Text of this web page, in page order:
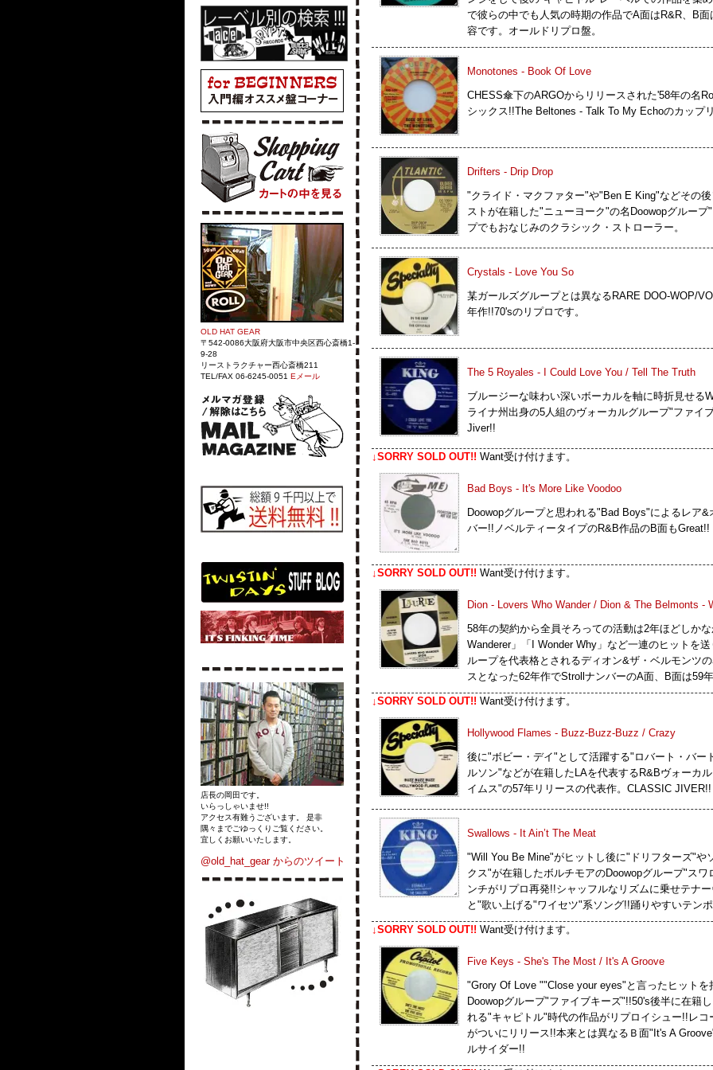
OLD HAT GEAR
〒542-0086大阪府大阪市中央区西心斎橋1-
9-28
リーストラクチャー西心斎橋211
TEL/FAX 06-6245-0051 Eメール
店長の岡田です。
いらっしゃいませ!!
アクセス有難うございます。 是非
隅々までごゆっくりご覧ください。
宜しくお願いいたします。
@old_hat_gear からのツイート
で彼らの中でも人気の時期の作品でA面はR&R、B
容です。オールドリプロ盤。
Monotones - Book Of Love
CHESS傘下のARGOからリリースされた'58年の名
シックス!!The Beltones - Talk To My Echoのカップ
Drifters - Drip Drop
"クライド・マクファター"や"Ben E King"などその
ストが在籍した"ニューヨーク"の名Doowopグルー
プでもおなじみのクラシック・ストローラー。
Crystals - Love You So
某ガールズグループとは異なるRARE DOO-WOP/
年作!!70'sのリプロです。
The 5 Royales - I Could Love You / Tell The Truth
ブルージーな味わい深いボーカルを軸に時折見せる
ライナ州出身の5人組のヴォーカルグループ"ファイ
Jiver!!
↓SORRY SOLD OUT!! Want受け付けます。
Bad Boys - It's More Like Voodoo
Doowopグループと思われる"Bad Boys"によるレア
バー!!ノベルティータイプのR&B作品のB面もGreat!!
↓SORRY SOLD OUT!! Want受け付けます。
Dion - Lovers Who Wander / Dion & The Belmonts -
58年の契約から全員そろっての活動は2年ほどしか
Wanderer」「I Wonder Why」など一連のヒットを
ループを代表格とされるディオン&ザ・ベルモンツ
スとなった62年作でStrollナンバーのA面、B面は59
↓SORRY SOLD OUT!! Want受け付けます。
Hollywood Flames - Buzz-Buzz-Buzz / Crazy
後に"ボビー・デイ"として活躍する"ロバート・バー
ルソン"などが在籍したLAを代表するR&Bヴォーカ
イムス"の57年リリースの代表作。CLASSIC JIVER!!
Swallows - It Ain’t The Meat
"Will You Be Mine"がヒットし後に"ドリフターズ"や
クス"が在籍したボルチモアのDoowopグループ"ス
ンチがリプロ再発!!シャッフルなリズムに乗せテナ
と"歌い上げる"ワイセツ"系ソング!!踊りやすいテン
↓SORRY SOLD OUT!! Want受け付けます。
Five Keys - She's The Most / It's A Groove
"Grory Of Love ""Close your eyes"と言ったヒットを
Doowopグループ"ファイブキーズ"!!50's後半に在籍
れる"キャピトル"時代の作品がリプロイシュー!!レ
がついにリリース!!本来とは異なるＢ面"It's A
ルサイダー!!